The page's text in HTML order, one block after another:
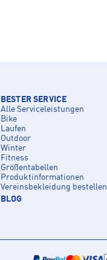
BESTER SERVICE
Alle Serviceleistungen
Bike
Laufen
Outdoor
Winter
Fitness
Größentabellen
Produktinformationen
Vereinsbekleidung bestellen
BLOG